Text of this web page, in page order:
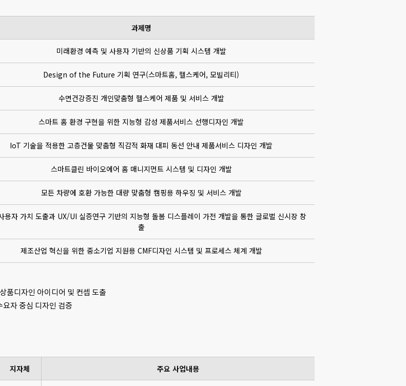
과제명
미래환경 예측 및 사용자 기반의 신상품 기획 시스템 개발
Design of the Future 기획 연구(스마트홈, 헬스케어, 모빌리티)
수면건강증진 개인맞춤형 헬스케어 제품 및 서비스 개발
스마트 홈 환경 구현을 위한 지능형 감성 제품서비스 선행디자인 개발
IoT 기술을 적용한 고층건물 맞춤형 직감적 화재 대피 동선 안내 제품서비스 디자인 개발
스마트클린 바이오에어 홈 매니지먼트 시스템 및 디자인 개발
모든 차량에 호환 가능한 대량 맞춤형 캠핑용 하우징 및 서비스 개발
용자 가치 도출과 UX/UI 실증연구 기반의 지능형 돌봄 디스플레이 가전 개발을 통한 글로벌 신시장 창
출
제조산업 혁신을 위한 중소기업 지원용 CMF디자인 시스템 및 프로세스 체계 개발
품디자인 아이디어 및 컨셉 도출
요자 중심 디자인 검증
지자체 주요 사업내용